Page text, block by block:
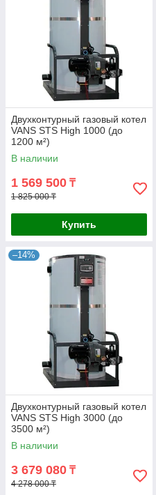
Двухконтурный газовый котел
VANS STS High 1000 (до
1200 м²)
В наличии
1 569 500 ₸
1 825 000 ₸
Купить
–14%
Двухконтурный газовый котел
VANS STS High 3000 (до
3500 м²)
В наличии
3 679 080 ₸
4 278 000 ₸